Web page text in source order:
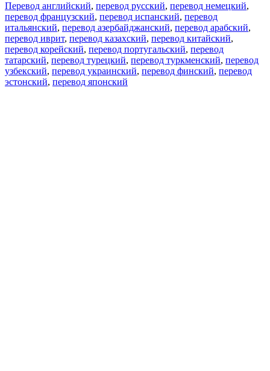
Перевод английский, перевод русский, перевод немецкий,
перевод французский, перевод испанский, перевод
итальянский, перевод азербайджанский, перевод арабский,
перевод иврит, перевод казахский, перевод китайский,
перевод корейский, перевод португальский, перевод
татарский, перевод турецкий, перевод туркменский, перевод
узбекский, перевод украинский, перевод финский, перевод
эстонский, перевод японский